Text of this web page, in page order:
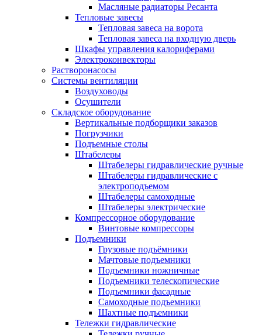
Масляные радиаторы Ресанта
Тепловые завесы
Тепловая завеса на ворота
Тепловая завеса на входную дверь
Шкафы управления калориферами
Электроконвекторы
Растворонасосы
Системы вентиляции
Воздуховоды
Осушители
Складское оборудование
Вертикальные подборщики заказов
Погрузчики
Подъемные столы
Штабелеры
Штабелеры гидравлические ручные
Штабелеры гидравлические с
электроподъемом
Штабелеры самоходные
Штабелеры электрические
Компрессорное оборудование
Винтовые компрессоры
Подъемники
Грузовые подъёмники
Мачтовые подъемники
Подъемники ножничные
Подъемники телескопические
Подъемники фасадные
Самоходные подъемники
Шахтные подъемники
Тележки гидравлические